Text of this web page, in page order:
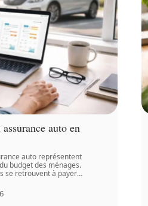
auto en
auto représentent
budget des ménages.
se retrouvent à payer…